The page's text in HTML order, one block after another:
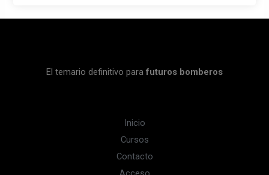
El temario definitivo para futuros bomberos
Inicio
Cursos
Contacto